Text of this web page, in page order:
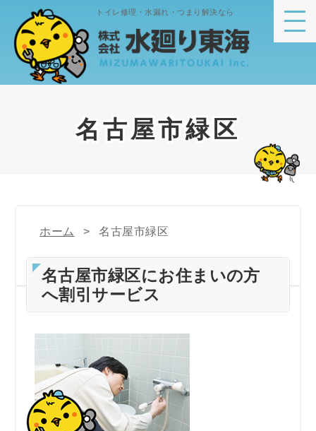
トイレ修理・水漏れ・つまり解決なら
名古屋市緑区
ホーム 名古屋市緑区
名古屋市緑区にお住まいの方
へ割引サービス